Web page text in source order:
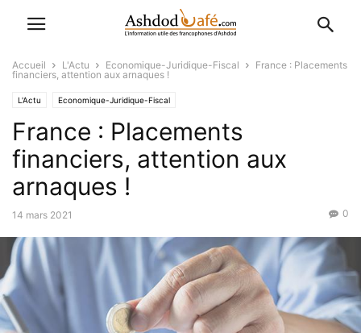
Accueil L'Actu Economique-Juridique-Fiscal
France : Placements
financiers, attention aux arnaques !
L'Actu Economique-Juridique-Fiscal
France : Placements
financiers, attention aux
arnaques !
14 mars 2021 0